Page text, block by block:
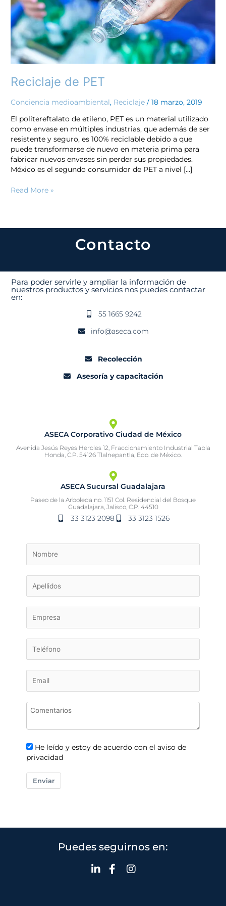
Reciclaje de PET
Conciencia medioambiental, Reciclaje /18 marzo, 2019
El politereftalato de etileno, PET es un material utilizado
como envase en múltiples industrias, que además de ser
resistente y seguro, es 100% reciclable debido a que
puede transformarse de nuevo en materia prima para
fabricar nuevos envases sin perder sus propiedades.
México es el segundo consumidor de PET a nivel […]
Read More »
Contacto
Para poder servirle y ampliar la información de
nuestros productos y servicios nos puedes contactar
en:
55 1665 9242
info@aseca.com
Recolección
Asesoría y capacitación
ASECA Corporativo Ciudad de México
Avenida Jesús Reyes Heroles 12, Fraccionamiento Industrial Tabla
Honda, C.P. 54126 Tlalnepantla, Edo. de México.
ASECA Sucursal Guadalajara
Paseo de la Arboleda no. 1151 Col. Residencial del Bosque
Guadalajara, Jalisco, C.P. 44510
33 3123 2098 33 3123 1526
He leído y estoy de acuerdo con el aviso de
privacidad
Enviar
Puedes seguirnos en: